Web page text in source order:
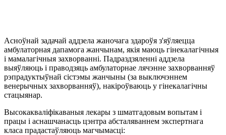
Асноўнай задачай аддзела жаночага здароўя з'яўляецца
амбулаторная дапамога жанчынам, якія маюць гінекалагічныя
і мамалагічныя захворванні. Падраздзяленні аддзела
выяўляюць і праводзяць амбулаторнае лячэнне захворванняў
рэпрадуктыўнай сістэмы жанчыны (за выключэннем
венерычных захворванняў), накіроўваюць у гінекалагічны
стацыянар.
Высокакваліфікаваныя лекары з шматгадовым вопытам і
працы і аснашчанасць цэнтра абсталяваннем экспертнага
класа прадастаўляюць магчымасці: